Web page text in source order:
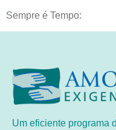
Sempre é Tempo:
Um eficiente programa